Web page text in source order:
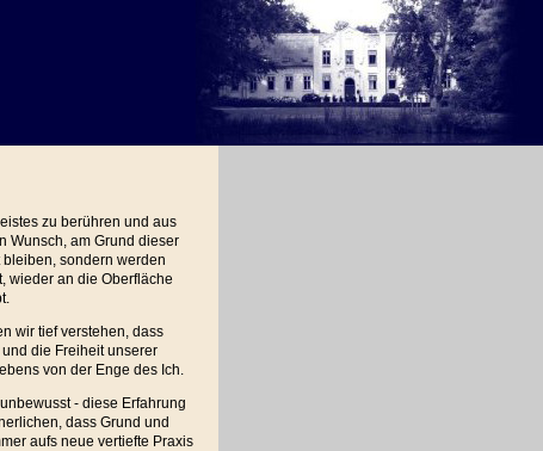
zu berühren und aus
Wunsch, am Grund dieser
sondern werden
wieder an die Oberfläche
wir tief verstehen, dass
die Freiheit unserer
von der Enge des Ich.
- diese Erfahrung
dass Grund und
aufs neue vertiefte Praxis